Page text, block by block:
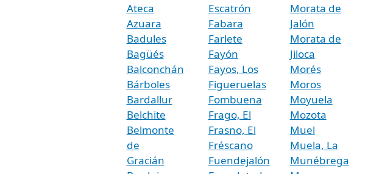
Ateca
Azuara
Badules
Bagüés
Balconchán
Bárboles
Bardallur
Belchite
Belmonte
de
Gracián
Escatrón
Fabara
Farlete
Fayón
Fayos, Los
Figueruelas
Fombuena
Frago, El
Frasno, El
Fréscano
Fuendejalón
Morata de
Jalón
Morata de
Jiloca
Morés
Moros
Moyuela
Mozota
Muel
Muela, La
Munébrega